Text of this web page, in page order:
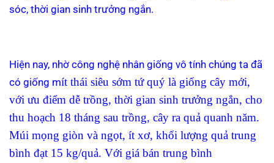
sóc, thời gian sinh trưởng ngắn.
Hiện nay, nhờ công nghệ nhân giống vô tính chúng ta đã
có giống mít thái siêu sớm tứ quý là giống cây mới,
với ưu điểm dễ trồng, thời gian sinh trưởng ngắn, cho
thu hoạch 18 tháng sau trồng, cây ra quả quanh năm.
Múi mọng giòn và ngọt, ít xơ, khối lượng quả trung
bình đạt 15 kg/quả. Với giá bán trung bình